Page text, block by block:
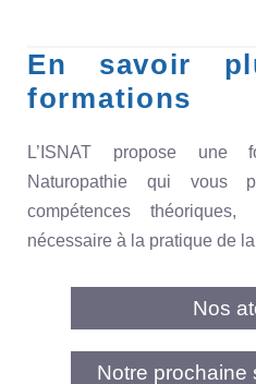
En savoir
formations
L’ISNAT propose une
Naturopathie qui vous
compétences
nécessaire à la pratique de
Nos
Notre prochaine